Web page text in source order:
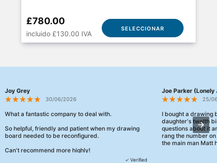
£780.00
incluido £130.00 IVA
SELECCIONAR
Joy Grey
30/06/2026
What a fantastic company to deal with.
So helpful, friendly and patient when my drawing
board needed to be reconfigured.
Can't recommend more highly!
✓ Verified
Joe Parker (Lonely
25/
I bought a drawing
daughter's twelth
questions about it
rang the number
the main man Matt